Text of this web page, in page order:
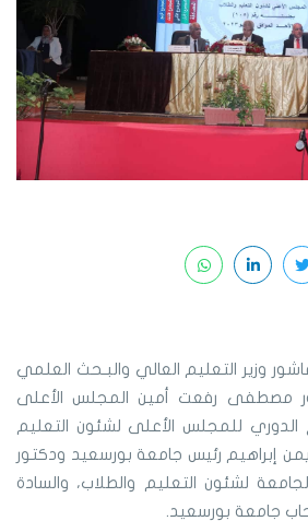
وزير التعليم العالي والبـحث العلمي
مصطفى رفعت أمين المجلس الأعلى
الدوري للمجلس الأعلى لشئون التعليم
إبراهيم رئيس جامعة بورسعيد ودكتور
لشئون التعليم والطلاب، والسادة
جامعة بورسعيد.